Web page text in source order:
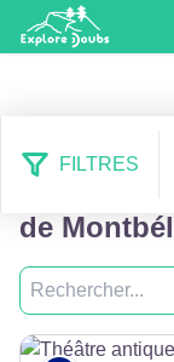
FILTRES
de
Recherche